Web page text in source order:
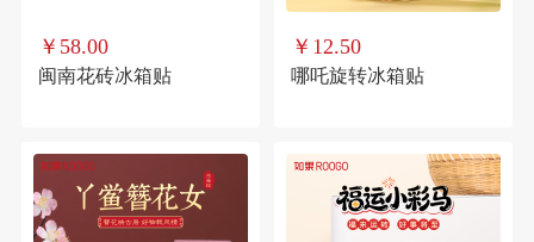
￥58.00
闽南花砖冰箱贴
￥12.50
哪吒旋转冰箱贴